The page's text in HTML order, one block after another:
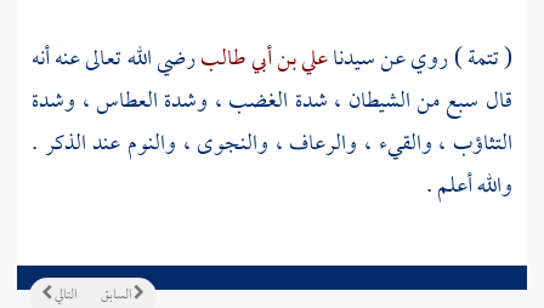
( تتمة ) روي عن سيدناعلي بن أبي طالبرضي الله تعالى عنه أنه
قال سبع من الشيطان ، شدة الغضب ، وشدة العطاس ، وشدة
التثاؤب ، والقيء ، والرعاف ، والنجوى ، والنوم عند الذكر .
والله أعلم .
التالي السابق